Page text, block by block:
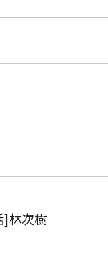
林次樹